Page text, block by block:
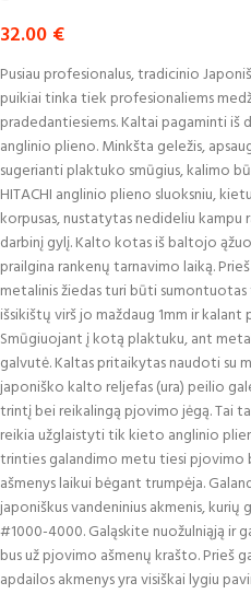
32.00 €
Pusiau profesionalus, tradicinio
puikiai tinka tiek profesionaliems
pradedantiesiems. Kaltai pagaminti iš
anglinio plieno. Minkšta geležis,
sugerianti plaktuko smūgius, kalimo
HITACHI anglinio plieno sluoksniu,
korpusas, nustatytas nedideliu
darbinį gylį. Kalto kotas iš baltojo
prailgina rankenų tarnavimo laiką.
metalinis žiedas turi būti
išsikištų virš jo maždaug 1mm ir kalant
Smūgiuojant į kotą plaktuku, ant
galvutė. Kaltas pritaikytas naudoti su
japoniško kalto reljefas (ura) peilio
trintį bei reikalingą pjovimo jėgą. Tai
reikia užglaistyti tik kieto anglinio
trinties galandimo metu tiesi pjovimo
ašmenys laikui bėgant trumpėja.
japoniškus vandeninius akmenis,
#1000-4000. Galąskite nuožulniąją ir
bus už pjovimo ašmenų krašto. Prieš
apdailos akmenys yra visiškai lygiu